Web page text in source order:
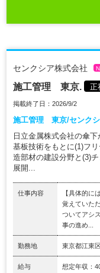
センクシア株式会社
施工管理 東京. 正
掲載終了日：2026/9/2
施工管理 東京/センク
日立金属株式会社の傘
基板技術をもとに(1)フ
造部材の建設分野と(3)
展開...
仕事内容
【具体的に
覚えていた
ついてアシ
事の進め...
勤務地 東京都江東
給与
想定年収：